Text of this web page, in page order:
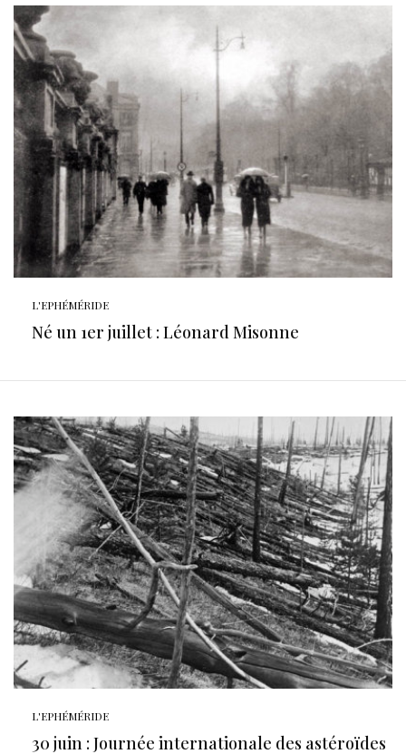
L'EPHÉMÉRIDE
Né un 1er juillet : Léonard Misonne
L'EPHÉMÉRIDE
30 juin : Journée internationale des astéroïdes